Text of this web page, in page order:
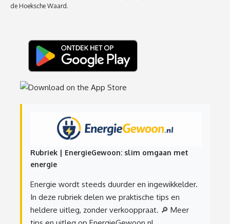
de Hoeksche Waard.
Rubriek | EnergieGewoon: slim omgaan met
energie
Energie wordt steeds duurder en ingewikkelder.
In deze rubriek delen we praktische tips en
heldere uitleg, zonder verkooppraat. 🔎 Meer